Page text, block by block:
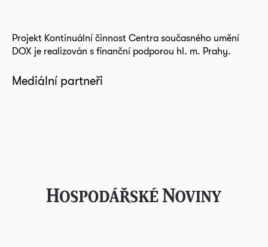
Projekt Kontinuální činnost Centra současného umění
DOX je realizován s finanční podporou hl. m. Prahy.
Mediální partneři